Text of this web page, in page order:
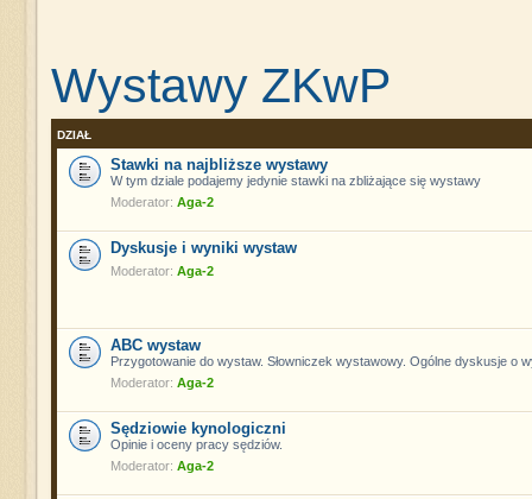
Wystawy ZKwP
DZIAŁ
Stawki na najbliższe wystawy
W tym dziale podajemy jedynie stawki na zbliżające się wystawy
Moderator: Aga-2
Dyskusje i wyniki wystaw
Moderator: Aga-2
ABC wystaw
Przygotowanie do wystaw. Słowniczek wystawowy. Ogólne dyskusje o
Moderator: Aga-2
Sędziowie kynologiczni
Opinie i oceny pracy sędziów.
Moderator: Aga-2